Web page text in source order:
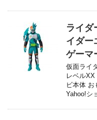
ライダ
イダー
ゲーマ
仮面ライ
レベル
ビ本体 お
Yahoo!シ